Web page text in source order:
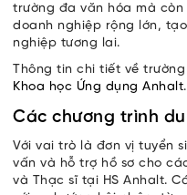
trường đa văn hóa mà
doanh nghiệp rộng lớn,
nghiệp tương lai.
Thông tin chi tiết về
Khoa học Ứng dụng Anhalt.
Các chương trình
Với vai trò là đơn vị tuyển
vấn và hỗ trợ hồ sơ cho
và Thạc sĩ tại HS Anhalt.